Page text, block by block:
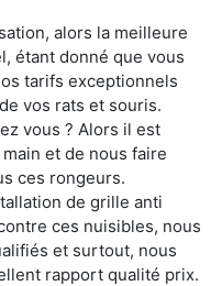
alors la meilleure
étant donné que vous
tarifs exceptionnels
vos rats et souris.
vous ? Alors il est
et de nous faire
ces rongeurs.
de grille anti
ces nuisibles, nous
et surtout, nous
rapport qualité prix.